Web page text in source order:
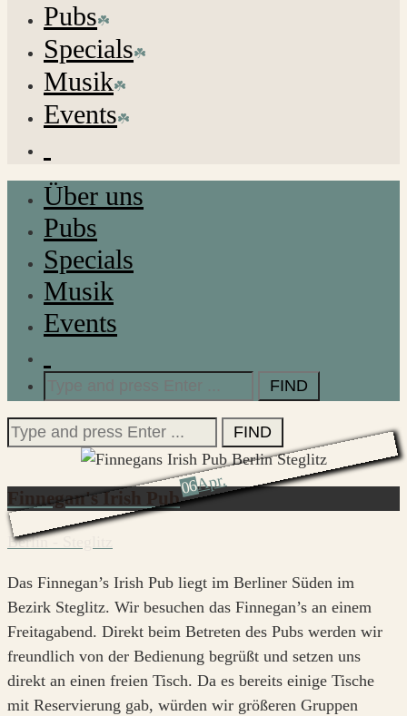
Pubs
Specials
Musik
Events
Über uns
Pubs
Specials
Musik
Events
for:
Search
for:
06Apr.
Finnegan's Irish Pub
Berlin - Steglitz
Das Finnegan’s Irish Pub liegt im Berliner Süden im
Bezirk Steglitz. Wir besuchen das Finnegan’s an einem
Freitagabend. Direkt beim Betreten des Pubs werden wir
freundlich von der Bedienung begrüßt und setzen uns
direkt an einen freien Tisch. Da es bereits einige Tische
mit Reservierung gab, würden wir größeren Gruppen